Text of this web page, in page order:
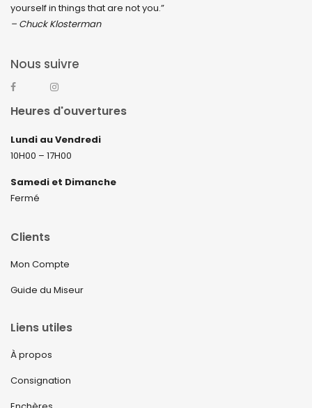
yourself in things that are not you.”
– Chuck Klosterman
Nous suivre
Heures d'ouvertures
Lundi au Vendredi
10H00 – 17H00
Samedi et Dimanche
Fermé
Clients
Mon Compte
Guide du Miseur
Liens utiles
À propos
Consignation